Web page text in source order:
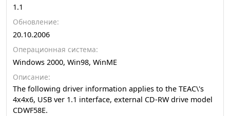
1.1
Обновление:
20.10.2006
Операционная система:
Windows 2000, Win98, WinME
Описание:
The following driver information applies to the TEAC\'s
4x4x6, USB ver 1.1 interface, external CD-RW drive model
CDWF58E.